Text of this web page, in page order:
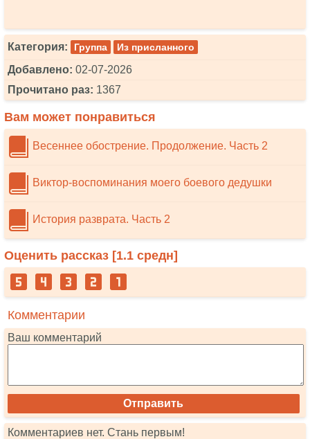
Категория: Группа Из присланного
Добавлено: 02-07-2026
Прочитано раз: 1367
Вам может понравиться
Весеннее обострение. Продолжение. Часть 2
Виктор-воспоминания моего боевого дедушки
История разврата. Часть 2
Оценить рассказ [1.1 средн]
Комментарии
Ваш комментарий
Комментариев нет. Стань первым!